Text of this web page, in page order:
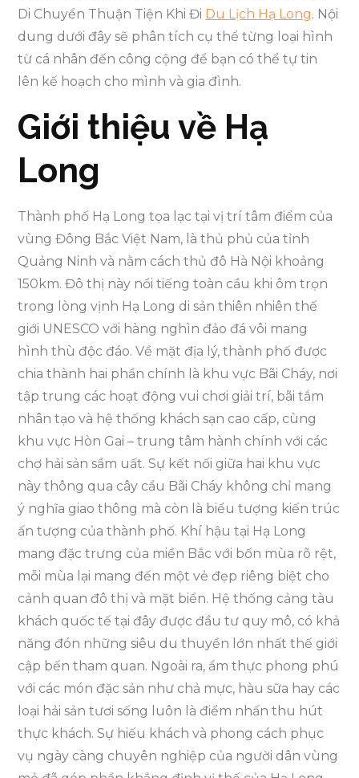
Di Chuyển Thuận Tiện Khi Đi Du Lịch Hạ Long. Nội
dung dưới đây sẽ phân tích cụ thể từng loại hình
từ cá nhân đến công cộng để bạn có thể tự tin
lên kế hoạch cho mình và gia đình.
Giới thiệu về Hạ
Long
Thành phố Hạ Long tọa lạc tại vị trí tâm điểm của
vùng Đông Bắc Việt Nam, là thủ phủ của tỉnh
Quảng Ninh và nằm cách thủ đô Hà Nội khoảng
150km. Đô thị này nổi tiếng toàn cầu khi ôm trọn
trong lòng vịnh Hạ Long di sản thiên nhiên thế
giới UNESCO với hàng nghìn đảo đá vôi mang
hình thù độc đáo. Về mặt địa lý, thành phố được
chia thành hai phần chính là khu vực Bãi Cháy, nơi
tập trung các hoạt động vui chơi giải trí, bãi tắm
nhân tạo và hệ thống khách sạn cao cấp, cùng
khu vực Hòn Gai – trung tâm hành chính với các
chợ hải sản sầm uất. Sự kết nối giữa hai khu vực
này thông qua cây cầu Bãi Cháy không chỉ mang
ý nghĩa giao thông mà còn là biểu tượng kiến trúc
ấn tượng của thành phố. Khí hậu tại Hạ Long
mang đặc trưng của miền Bắc với bốn mùa rõ rệt,
mỗi mùa lại mang đến một vẻ đẹp riêng biệt cho
cảnh quan đô thị và mặt biển. Hệ thống cảng tàu
khách quốc tế tại đây được đầu tư quy mô, có khả
năng đón những siêu du thuyền lớn nhất thế giới
cập bến tham quan. Ngoài ra, ẩm thực phong phú
với các món đặc sản như chả mực, hàu sữa hay các
loại hải sản tươi sống luôn là điểm nhấn thu hút
thực khách. Sự hiếu khách và phong cách phục
vụ ngày càng chuyên nghiệp của người dân vùng